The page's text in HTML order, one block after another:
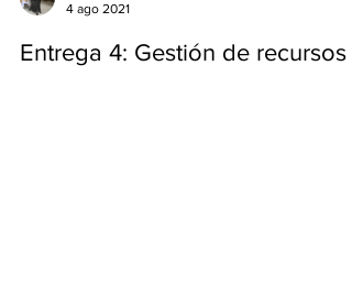
Wil Jiménez Kuko
4 ago 2021